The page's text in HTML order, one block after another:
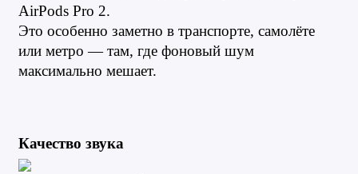
AirPods Pro 2.
Это особенно заметно в транспорте, самолёте
или метро — там, где фоновый шум
максимально мешает.
Качество звука